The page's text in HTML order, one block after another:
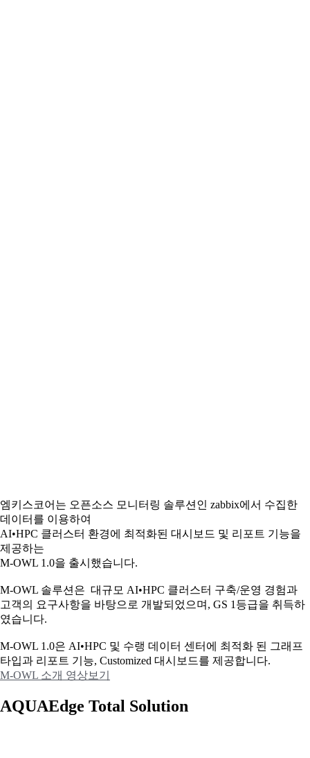
엠키스코어는 오픈소스 모니터링 솔루션인 zabbix에서 수집한
데이터를 이용하여
AI•HPC 클러스터 환경에 최적화된 대시보드 및 리포트 기능을
제공하는
M-OWL 1.0을 출시했습니다.
M-OWL 솔루션은 대규모 AI•HPC 클러스터 구축/운영 경험과
고객의 요구사항을 바탕으로 개발되었으며, GS 1등급을 취득하
였습니다.
M-OWL 1.0은 AI•HPC 및 수랭 데이터 센터에 최적화 된 그래프
타입과 리포트 기능, Customized 대시보드를 제공합니다.
M-OWL 소개 영상보기
AQUAEdge Total Solution